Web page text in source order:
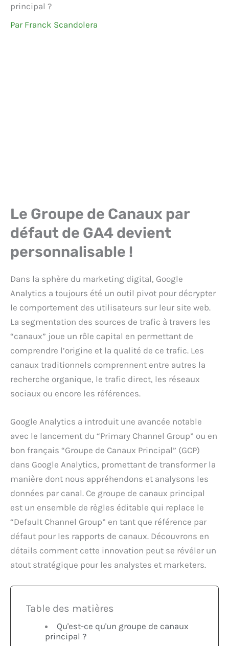
principal ?
Par Franck Scandolera
Le Groupe de Canaux par
défaut de GA4 devient
personnalisable !
Dans la sphère du marketing digital, Google
Analytics a toujours été un outil pivot pour décrypter
le comportement des utilisateurs sur leur site web.
La segmentation des sources de trafic à travers les
“canaux” joue un rôle capital en permettant de
comprendre l’origine et la qualité de ce trafic. Les
canaux traditionnels comprennent entre autres la
recherche organique, le trafic direct, les réseaux
sociaux ou encore les références.
Google Analytics a introduit une avancée notable
avec le lancement du “Primary Channel Group” ou en
bon français “Groupe de Canaux Principal” (GCP)
dans Google Analytics, promettant de transformer la
manière dont nous appréhendons et analysons les
données par canal. Ce groupe de canaux principal
est un ensemble de règles éditable qui replace le
“Default Channel Group” en tant que référence par
défaut pour les rapports de canaux. Découvrons en
détails comment cette innovation peut se révéler un
atout stratégique pour les analystes et marketers.
Table des matières
Qu'est-ce qu'un groupe de canaux
principal ?